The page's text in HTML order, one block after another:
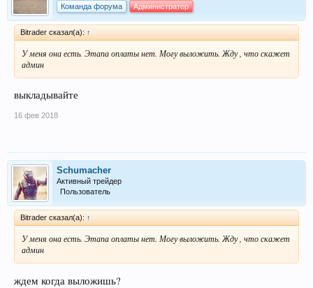
Команда форума
Администратор
Bitrader сказал(а): ↑
У меня она есть. Этапа оплаты нет. Могу выложить. Жду , что скажет
админ
выкладывайте
16 фев 2018
Schumacher
Активный трейдер
Пользователь
Bitrader сказал(а): ↑
У меня она есть. Этапа оплаты нет. Могу выложить. Жду , что скажет
админ
ждем когда выложишь?